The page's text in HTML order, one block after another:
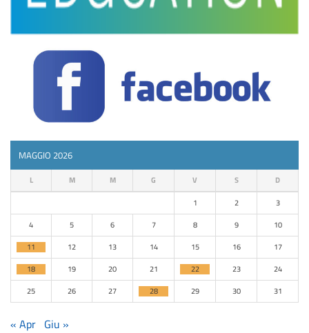
MAGGIO 2026
L M M G V S D
1 2
3
4
5 6 7 8 9
10
11
12 13 14 15 16
17
18
19 20 21 22 23
24
25
26 27 28 29 30 31
« Apr Giu »